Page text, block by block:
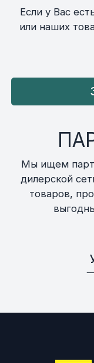
Если у Вас
или наших
Мы ищем
дилерской
товаров,